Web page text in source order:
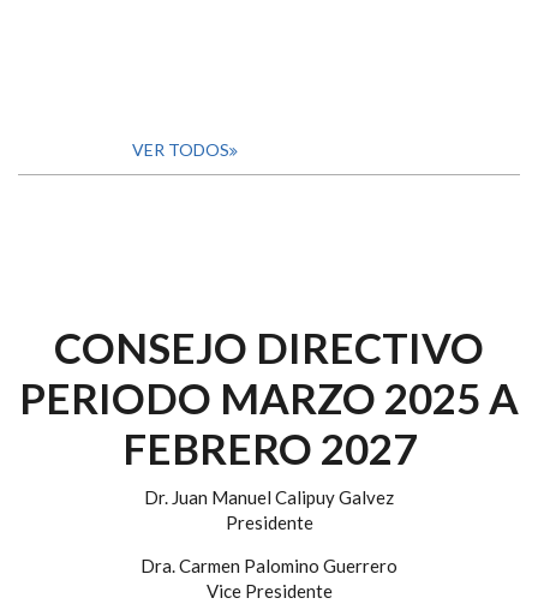
VER TODOS
CONSEJO DIRECTIVO
PERIODO MARZO 2025 A
FEBRERO 2027
Dr. Juan Manuel Calipuy Galvez
Presidente
Dra. Carmen Palomino Guerrero
Vice Presidente